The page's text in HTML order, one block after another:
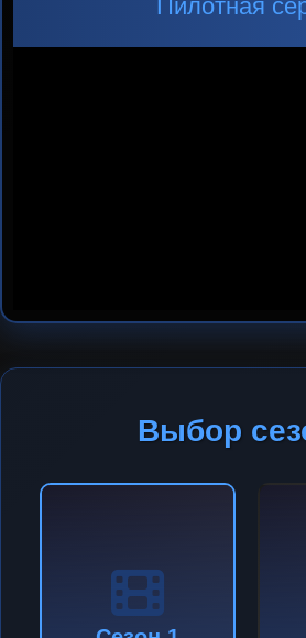
Пилотная
Выбор